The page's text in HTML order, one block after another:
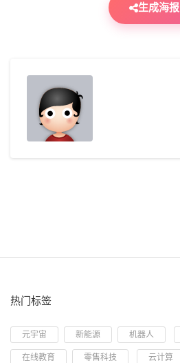
生成海报
热门标签
元宇宙 新能源 机器人
在线教育 零售科技 云计算